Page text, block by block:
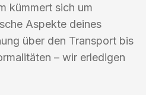
kümmert sich um
Aspekte deines
über den Transport bis
– wir erledigen